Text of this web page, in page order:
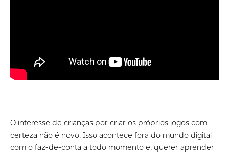
O interesse de crianças por criar os próprios jogos com
certeza não é novo. Isso acontece fora do mundo digital
com o faz-de-conta a todo momento e, querer aprender